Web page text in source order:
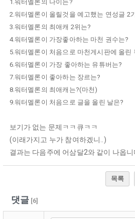
1.워터멜론의 나이는?
2.워터멜론이 올릴것을 예고했는 연성글 2
3.워터멜론의 최애캐 2위는?
4.워터멜론이 가장좋아하는 마천 권수는?
5.워터멜론이 처음으로 마천게시판에 올린
6.워터멜론이 가장 좋아하는 유튜버는?
7.워터멜론이 좋아하는 장르는?
8.워터멜론의 최애캐는?(마천)
9.워터멜론이 처음으로 글을 올린 날은?
보기가 없는 문제ㅋㅋ큐ㅋㅋ
(이래가지고 누가 참여하겠니..)
결과는 다음주에 어삼달2와 같이 나옵니
목록
댓글[6]